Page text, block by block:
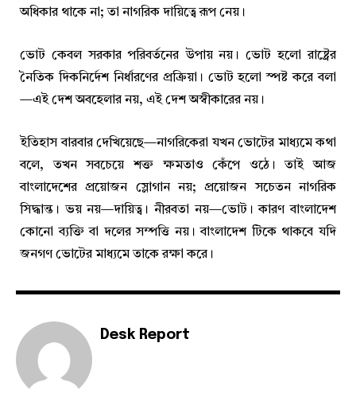
অধিকার থাকে না; তা নাগরিক দায়িত্বে রূপ নেয়।
ভোট কেবল সরকার পরিবর্তনের উপায় নয়। ভোট হলো রাষ্ট্রের
নৈতিক দিকনির্দেশ নির্ধারণের প্রক্রিয়া। ভোট হলো স্পষ্ট করে বলা
—এই দেশ অবহেলার নয়, এই দেশ অস্বীকারের নয়।
ইতিহাস বারবার দেখিয়েছে—নাগরিকেরা যখন ভোটের মাধ্যমে কথা
বলে, তখন সবচেয়ে শক্ত ক্ষমতাও কেঁপে ওঠে। তাই আজ
বাংলাদেশের প্রয়োজন স্লোগান নয়; প্রয়োজন সচেতন নাগরিক
সিদ্ধান্ত। ভয় নয়—দায়িত্ব। নীরবতা নয়—ভোট। কারণ বাংলাদেশ
কোনো ব্যক্তি বা দলের সম্পত্তি নয়। বাংলাদেশ টিকে থাকবে যদি
জনগণ ভোটের মাধ্যমে তাকে রক্ষা করে।
Desk Report